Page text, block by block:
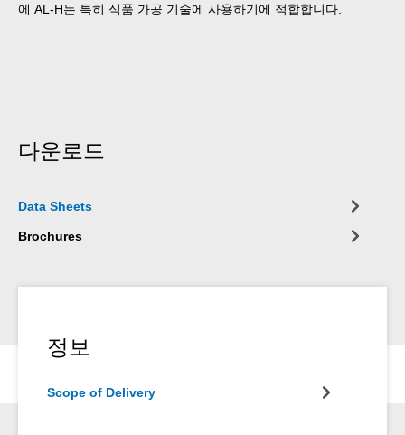
에 AL-H는 특히 식품 가공 기술에 사용하기에 적합합니다.
다운로드
Data Sheets
Brochures
정보
Scope of Delivery